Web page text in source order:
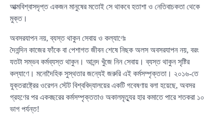
আত্মবিশ্বাসদৃপ্ত একজন মানুষের মতোই সে থাকবে হতাশা ও নেতিবাচকতা থেকে
মুক্ত।
অবসরযাপন নয়, ব্যস্ত থাকুন সেবায় ও কল্যাণেঃ
দৈনন্দিন কাজের ফাঁকে বা পেশাগত জীবন শেষে নিছক অলস অবসরযাপন নয়, বরং
যতটা সম্ভব কর্মব্যস্ত থাকুন। আনন্দ খুঁজে নিন সেবায়। ব্যস্ত থাকুন সৃষ্টির
কল্যাণে। মনোদৈহিক সুস্থতার জন্যেই জরুরি এই কর্মসম্পৃক্ততা। ২০১৬-তে
যুক্তরাষ্ট্রের ওরেগন স্টেট বিশ্ববিদ্যালয়ের একটি গবেষণায় বলা হয়েছে, অবসর
গ্রহণের পর একবছরের কর্মসম্পৃক্ততাও অকালমৃত্যুর হার কমাতে পারে শতকরা ১০
ভাগ পর্যন্ত!